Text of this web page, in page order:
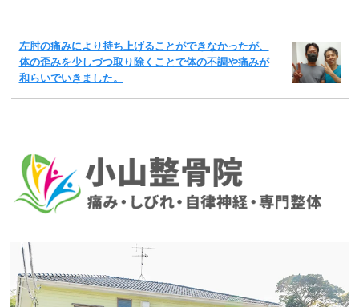
左肘の痛みにより持ち上げることができなかったが、
体の歪みを少しづつ取り除くことで体の不調や痛みが
和らいでいきました。